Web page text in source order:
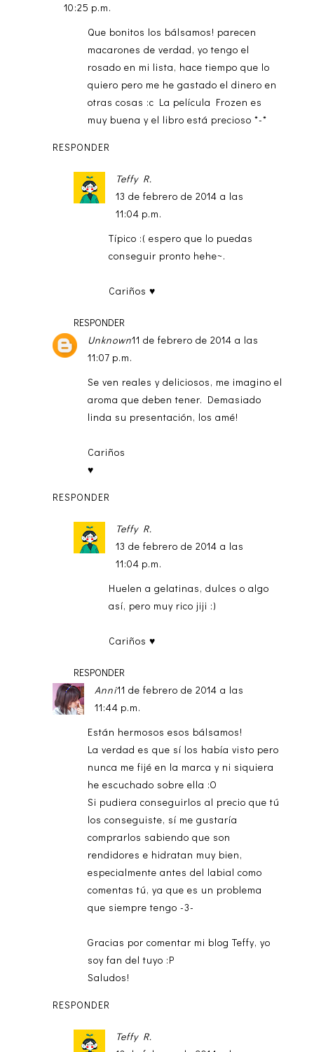
10:25 p.m.
Que bonitos los bálsamos! parecen
macarones de verdad, yo tengo el
rosado en mi lista, hace tiempo que lo
quiero pero me he gastado el dinero en
otras cosas :c La película Frozen es
muy buena y el libro está precioso *-*
RESPONDER
Teffy R.
13 de febrero de 2014 a las
11:04 p.m.
Típico :( espero que lo puedas
conseguir pronto hehe~.
Cariños ♥
RESPONDER
Unknown11 de febrero de 2014 a las
11:07 p.m.
Se ven reales y deliciosos, me imagino el
aroma que deben tener. Demasiado
linda su presentación, los amé!
Cariños
♥
RESPONDER
Teffy R.
13 de febrero de 2014 a las
11:04 p.m.
Huelen a gelatinas, dulces o algo
así, pero muy rico jiji :)
Cariños ♥
RESPONDER
Anni11 de febrero de 2014 a las
11:44 p.m.
Están hermosos esos bálsamos!
La verdad es que sí los había visto pero
nunca me fijé en la marca y ni siquiera
he escuchado sobre ella :O
Si pudiera conseguirlos al precio que tú
los conseguiste, sí me gustaría
comprarlos sabiendo que son
rendidores e hidratan muy bien,
especialmente antes del labial como
comentas tú, ya que es un problema
que siempre tengo -3-
Gracias por comentar mi blog Teffy, yo
soy fan del tuyo :P
Saludos!
RESPONDER
Teffy R.